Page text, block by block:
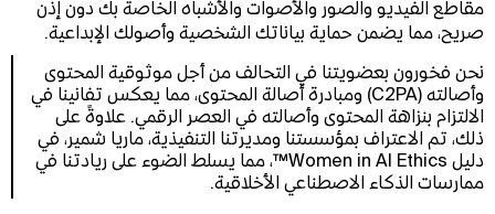
مقاطع الفيديو والصور والأصوات والأشباه الخاصة بك دون إذن
صريح، مما يضمن حماية بياناتك الشخصية وأصولك الإبداعية.
نحن فخورون بعضويتنا في التحالف من أجل موثوقية المحتوى
وأصالته (C2PA) ومبادرة أصالة المحتوى، مما يعكس تفانينا في
الالتزام بنزاهة المحتوى وأصالته في العصر الرقمي. علاوةً على
ذلك، تم الاعتراف بمؤسستنا ومديرتنا التنفيذية، ماريا شمير، في
دليل Women in AI Ethics™، مما يسلط الضوء على ريادتنا في
ممارسات الذكاء الاصطناعي الأخلاقية.